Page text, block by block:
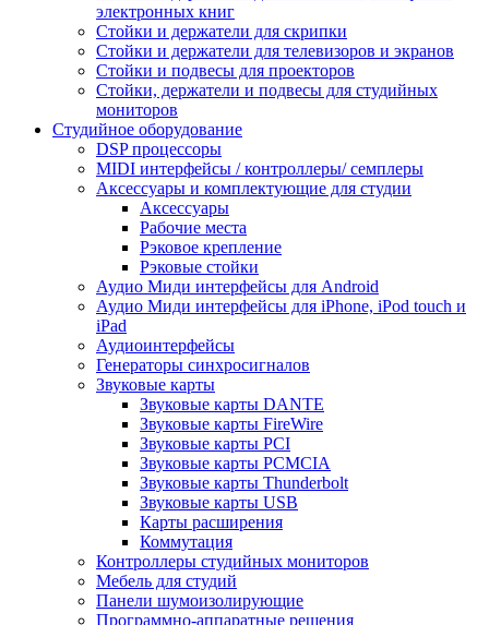
электронных книг
Стойки и держатели для скрипки
Стойки и держатели для телевизоров и экранов
Стойки и подвесы для проекторов
Стойки, держатели и подвесы для студийных
мониторов
Студийное оборудование
DSP процессоры
MIDI интерфейсы / контроллеры/ семплеры
Аксессуары и комплектующие для студии
Аксессуары
Рабочие места
Рэковое крепление
Рэковые стойки
Аудио Миди интерфейсы для Android
Аудио Миди интерфейсы для iPhone, iPod touch и
iPad
Аудиоинтерфейсы
Генераторы синхросигналов
Звуковые карты
Звуковые карты DANTE
Звуковые карты FireWire
Звуковые карты PCI
Звуковые карты PCMCIA
Звуковые карты Thunderbolt
Звуковые карты USB
Карты расширения
Коммутация
Контроллеры студийных мониторов
Мебель для студий
Панели шумоизолирующие
Программно-аппаратные решения